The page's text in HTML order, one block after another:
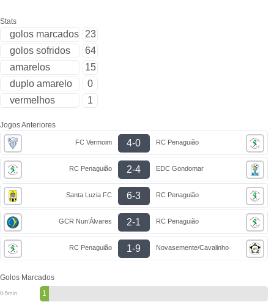
Stats
golos marcados
23
golos sofridos
64
amarelos
15
duplo amarelo
0
vermelhos
1
Jogos Anteriores
FC Vermoim 4-0 RC Penaguião
RC Penaguião 2-4 EDC Gondomar
Santa Luzia FC 6-3 RC Penaguião
GCR Nun’Álvares 2-1 RC Penaguião
RC Penaguião 1-9 Novasemente/Cavalinho
Golos Marcados
0-5min 1